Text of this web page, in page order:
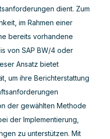
dient. Zum
im Rahmen einer
bereits vorhandene
von SAP BW/4 oder
Ansatz bietet
um ihre Berichterstattung
der gewählten Methode
der Implementierung,
zu unterstützen. Mit